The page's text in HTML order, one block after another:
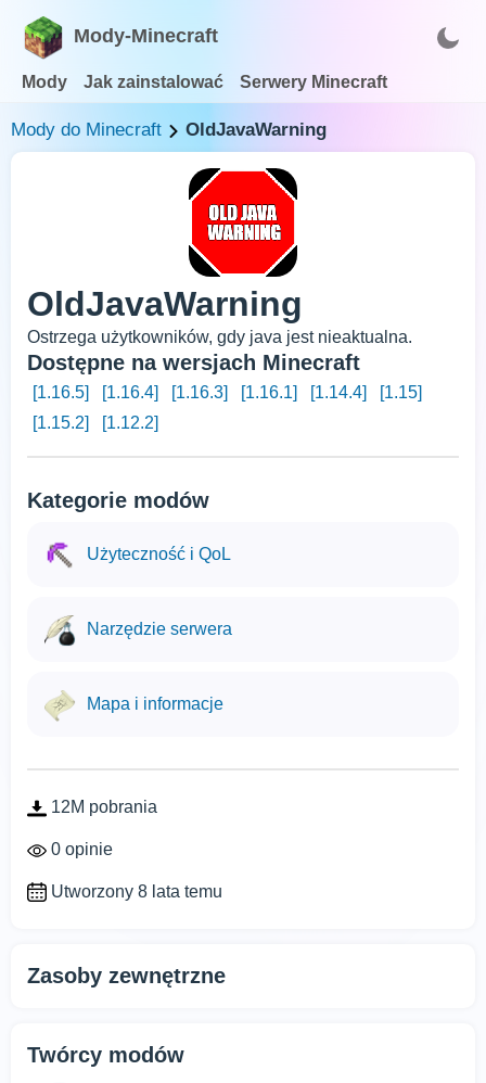
Mody-Minecraft
Mody Jak zainstalować Serwery Minecraft
Mody do Minecraft OldJavaWarning
OldJavaWarning
Ostrzega użytkowników, gdy java jest nieaktualna.
Dostępne na wersjach Minecraft
[1.16.5] [1.16.4] [1.16.3] [1.16.1] [1.14.4]
[1.15]
[1.15.2]
[1.12.2]
Kategorie modów
Użyteczność i QoL
Narzędzie serwera
Mapa i informacje
12M pobrania
0 opinie
Utworzony 8 lata temu
Zasoby zewnętrzne
Twórcy modów